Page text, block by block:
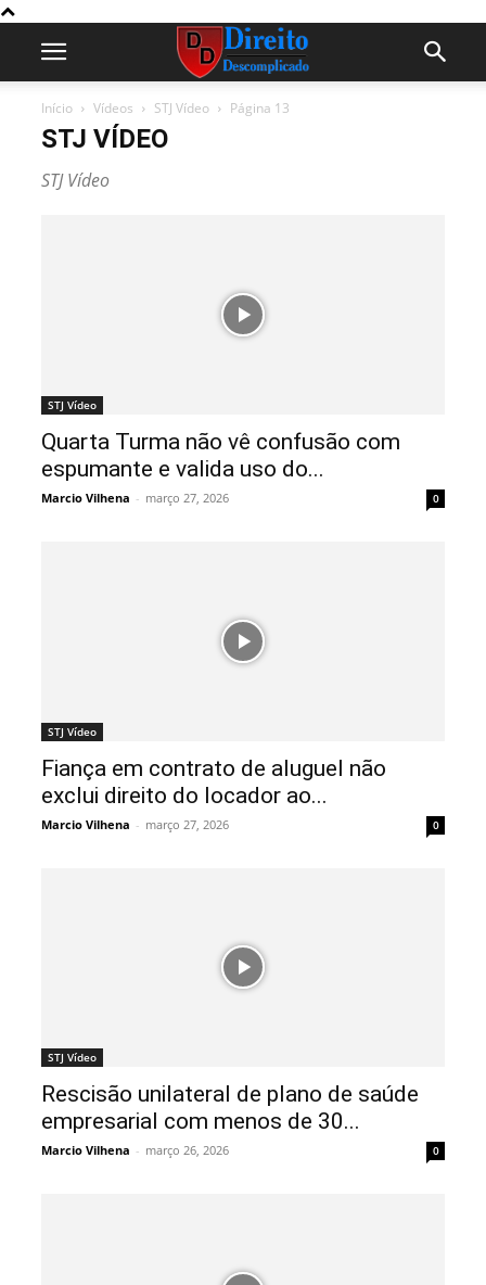
Início Vídeos STJ Vídeo Página 13
STJ VÍDEO
STJ Vídeo
STJ Vídeo
Quarta Turma não vê confusão com
espumante e valida uso do...
Marcio Vilhena - março 27, 2026 0
STJ Vídeo
Fiança em contrato de aluguel não
exclui direito do locador ao...
Marcio Vilhena - março 27, 2026 0
STJ Vídeo
Rescisão unilateral de plano de saúde
empresarial com menos de 30...
Marcio Vilhena - março 26, 2026 0